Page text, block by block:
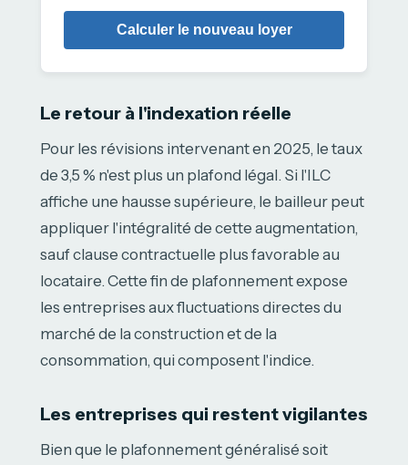
Calculer le nouveau loyer
Le retour à l'indexation réelle
Pour les révisions intervenant en 2025, le taux
de 3,5 % n'est plus un plafond légal. Si l'ILC
affiche une hausse supérieure, le bailleur peut
appliquer l'intégralité de cette augmentation,
sauf clause contractuelle plus favorable au
locataire. Cette fin de plafonnement expose
les entreprises aux fluctuations directes du
marché de la construction et de la
consommation, qui composent l'indice.
Les entreprises qui restent vigilantes
Bien que le plafonnement généralisé soit